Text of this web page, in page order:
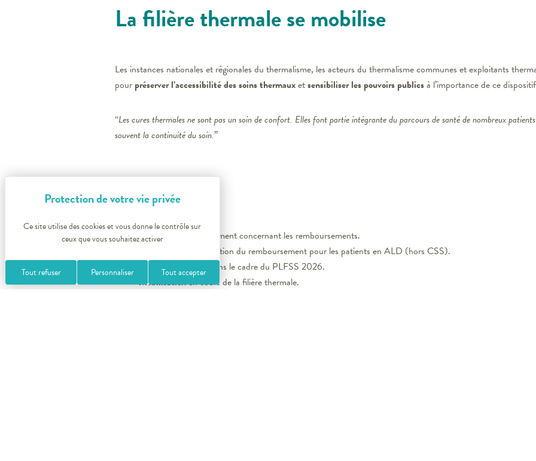
La filière thermale se mobilise
Les instances nationales et régionales du thermalisme, les acteurs du thermalisme communes et exploitants
pour préserver l’accessibilité des soins thermauxetsensibiliser les pouvoirs publicsà l’importance de ce
“Les cures thermales ne sont pas un soin de confort. Elles font partie intégrante du parcours de santé de nombreux
souvent la continuité du soin.”
Points clefs
2025 : aucun changement concernant les remboursements.
possible réduction du remboursement pour les patients en ALD (hors CSS).
Décision
attendue dans le cadre du PLFSS 2026.
Mobilisationen cours de la filière thermale.
Ce site utilise des cookies et vous donne le contrôle sur
ceux que vous souhaitez activer
Tout accepter
Tout refuser Personnaliser